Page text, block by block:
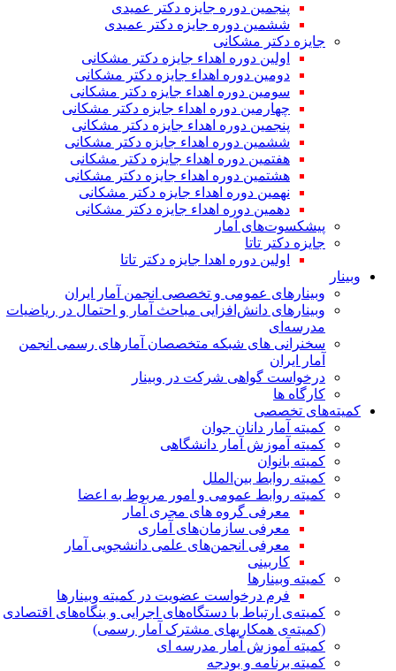
پنجمین دوره جایزه دکتر عمیدی
ششمین دوره جایزه دکتر عمیدی
جایزه دکتر مشکانی
اولین دوره اهداء جایزه دکتر مشکانی
دومین دوره اهداء جایزه دکتر مشکانی
سومین دوره اهداء جایزه دکتر مشکانی
چهارمین دوره اهداء جایزه دکتر مشکانی
پنجمین دوره اهداء جایزه دکتر مشکانی
ششمین دوره اهداء جایزه دکتر مشکانی
هفتمین دوره اهداء جایزه دکتر مشکانی
هشتمین دوره اهداء جایزه دکتر مشکانی
نهمین دوره اهداء جایزه دکتر مشکانی
دهمین دوره اهداء جایزه دکتر مشکانی
پیشکسوت‌های آمار
جایزه دکتر تاتا
اولین دوره اهدا جایزه دکتر تاتا
وبینار
وبینارهای عمومی و تخصصی انجمن آمار ایران
وبینارهای دانش‌افزایی مباحث آمار و احتمال در ریاضیات
مدرسه‌ای
سخنرانی های شبکه متخصصان آمارهای رسمی انجمن
آمار ایران
درخواست گواهی شرکت در وبینار
کارگاه ها
کمیته‌های تخصصی
کمیته آمار دانان جوان
کمیته آموزش آمار دانشگاهی
کمیته بانوان
کمیته روابط بین‌الملل
کمیته روابط عمومی و امور مربوط به اعضا
معرفی گروه های مجری آمار
معرفی سازمان‌های آماری
معرفی انجمن‌های علمی دانشجویی آمار
کاربینی
کمیته وبینارها
فرم درخواست عضویت در کمیته وبینارها
کمیته‌ی ارتباط با دستگاه‌های اجرایی و بنگاه‌های اقتصادی
(کمیته‌ی همکاریهای مشترک آمار رسمی)
کمیته آموزش آمار مدرسه ای
کمیته برنامه و بودجه